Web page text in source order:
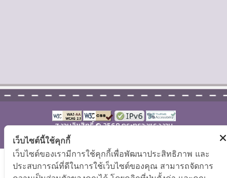
สงวนลิขสิทธิ์ © 2569 กระทรวงแรงงาน
แผนผังเว็บไซต์
เว็บไซต์นี้ใช้คุกกี้
เว็บไซต์ของเรามีการใช้คุกกี้เพื่อพัฒนาประสิทธิภาพ และ
ประสบการณ์ที่ดีในการใช้เว็บไซต์ของคุณ สามารถจัดการ